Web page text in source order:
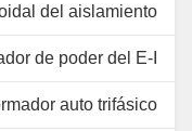
del aislamiento
de poder del E-I
auto trifásico